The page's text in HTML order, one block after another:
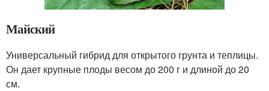
Майский
Универсальный гибрид для открытого грунта и теплицы.
Он дает крупные плоды весом до 200 г и длиной до 20
см.